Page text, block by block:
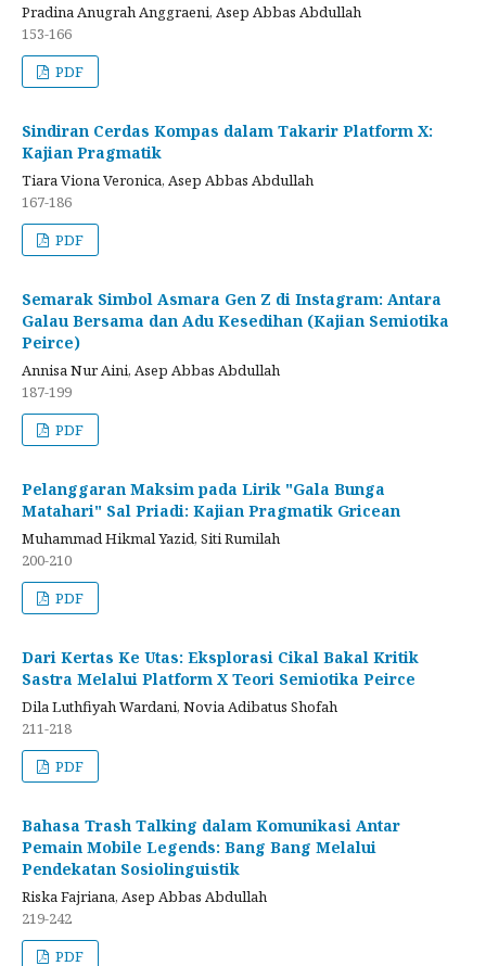
Pradina Anugrah Anggraeni, Asep Abbas Abdullah
153-166
PDF
Sindiran Cerdas Kompas dalam Takarir Platform X:
Kajian Pragmatik
Tiara Viona Veronica, Asep Abbas Abdullah
167-186
PDF
Semarak Simbol Asmara Gen Z di Instagram: Antara
Galau Bersama dan Adu Kesedihan (Kajian Semiotika
Peirce)
Annisa Nur Aini, Asep Abbas Abdullah
187-199
PDF
Pelanggaran Maksim pada Lirik "Gala Bunga
Matahari" Sal Priadi: Kajian Pragmatik Gricean
Muhammad Hikmal Yazid, Siti Rumilah
200-210
PDF
Dari Kertas Ke Utas: Eksplorasi Cikal Bakal Kritik
Sastra Melalui Platform X Teori Semiotika Peirce
Dila Luthfiyah Wardani, Novia Adibatus Shofah
211-218
PDF
Bahasa Trash Talking dalam Komunikasi Antar
Pemain Mobile Legends: Bang Bang Melalui
Pendekatan Sosiolinguistik
Riska Fajriana, Asep Abbas Abdullah
219-242
PDF